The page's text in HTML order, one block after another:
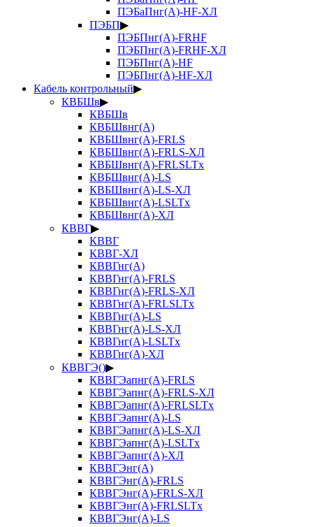
ПЭБаПнг(А)-HF-ХЛ
ПЭБП▶
ПЭБПнг(А)-FRHF
ПЭБПнг(А)-FRHF-ХЛ
ПЭБПнг(А)-HF
ПЭБПнг(А)-HF-ХЛ
Кабель контрольный▶
КВБШв▶
КВБШв
КВБШвнг(А)
КВБШвнг(А)-FRLS
КВБШвнг(А)-FRLS-ХЛ
КВБШвнг(А)-FRLSLTx
КВБШвнг(А)-LS
КВБШвнг(А)-LS-ХЛ
КВБШвнг(А)-LSLTx
КВБШвнг(А)-ХЛ
КВВГ▶
КВВГ
КВВГ-ХЛ
КВВГнг(А)
КВВГнг(А)-FRLS
КВВГнг(А)-FRLS-ХЛ
КВВГнг(А)-FRLSLTx
КВВГнг(А)-LS
КВВГнг(А)-LS-ХЛ
КВВГнг(А)-LSLTx
КВВГнг(А)-ХЛ
КВВГЭ()▶
КВВГЭапнг(А)-FRLS
КВВГЭапнг(А)-FRLS-ХЛ
КВВГЭапнг(А)-FRLSLTx
КВВГЭапнг(А)-LS
КВВГЭапнг(А)-LS-ХЛ
КВВГЭапнг(А)-LSLTx
КВВГЭапнг(А)-ХЛ
КВВГЭнг(А)
КВВГЭнг(А)-FRLS
КВВГЭнг(А)-FRLS-ХЛ
КВВГЭнг(А)-FRLSLTx
КВВГЭнг(А)-LS